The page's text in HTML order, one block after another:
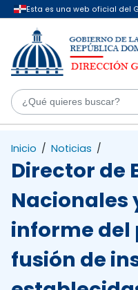
Saltar al contenido principal
Inicio / Noticias /
Director de
Nacionales
informe del
fusión de